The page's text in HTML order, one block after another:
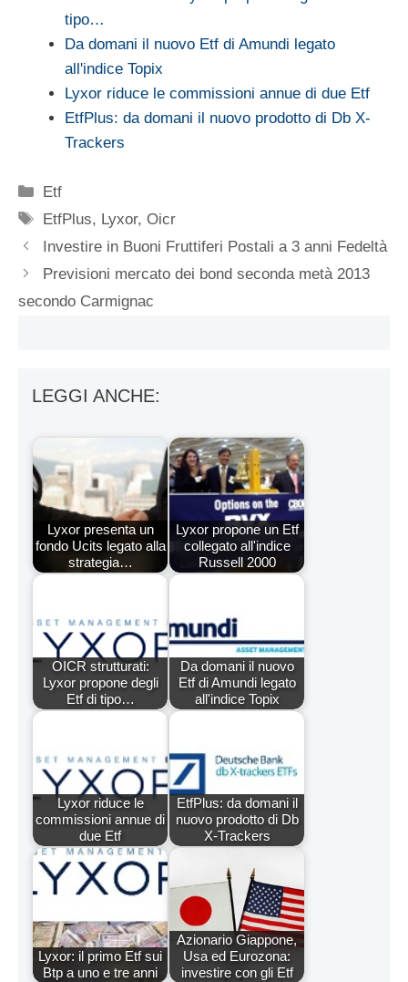
tipo…
Da domani il nuovo Etf di Amundi legato
all'indice Topix
Lyxor riduce le commissioni annue di due Etf
EtfPlus: da domani il nuovo prodotto di Db X-
Trackers
Categorie
Etf
Tag
EtfPlus, Lyxor,Oicr
Investire in Buoni Fruttiferi Postali a 3 anni Fedeltà
Previsioni mercato dei bond seconda metà 2013
secondo Carmignac
LEGGI ANCHE:
Lyxor presenta un
fondo Ucits legato alla
strategia…
Lyxor propone un Etf
collegato all'indice
Russell 2000
OICR strutturati:
Lyxor propone degli
Etf di tipo…
Da domani il nuovo
Etf di Amundi legato
all'indice Topix
Lyxor riduce le
commissioni annue di
due Etf
EtfPlus: da domani il
nuovo prodotto di Db
X-Trackers
Lyxor: il primo Etf sui
Btp a uno e tre anni
Azionario Giappone,
Usa ed Eurozona:
investire con gli Etf